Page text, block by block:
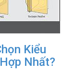
Kiểu
Nhất?